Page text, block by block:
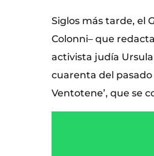
Siglos más tarde, el
Colonni– que
activista judía
cuarenta del
Ventotene’, que se